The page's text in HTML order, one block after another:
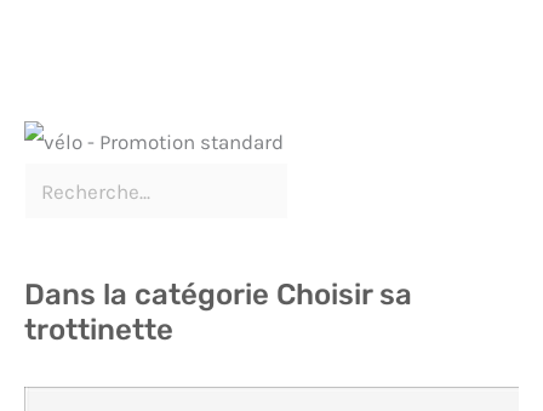
Dans la catégorie Choisir sa
trottinette